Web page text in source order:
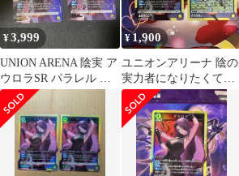
¥3,999
UNION ARENA 陰実 ア
ウロラSR パラレル 星1
2枚セット
¥1,900
ユニオンアリーナ 陰の
実力者になりたくて！
アウロラ アレクシア・
ミドガル SR